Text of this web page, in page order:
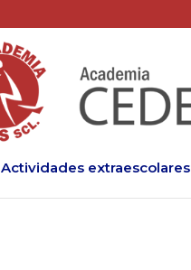
Actividades extraescolares